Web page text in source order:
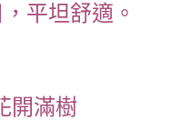
平坦舒適。
滿樹